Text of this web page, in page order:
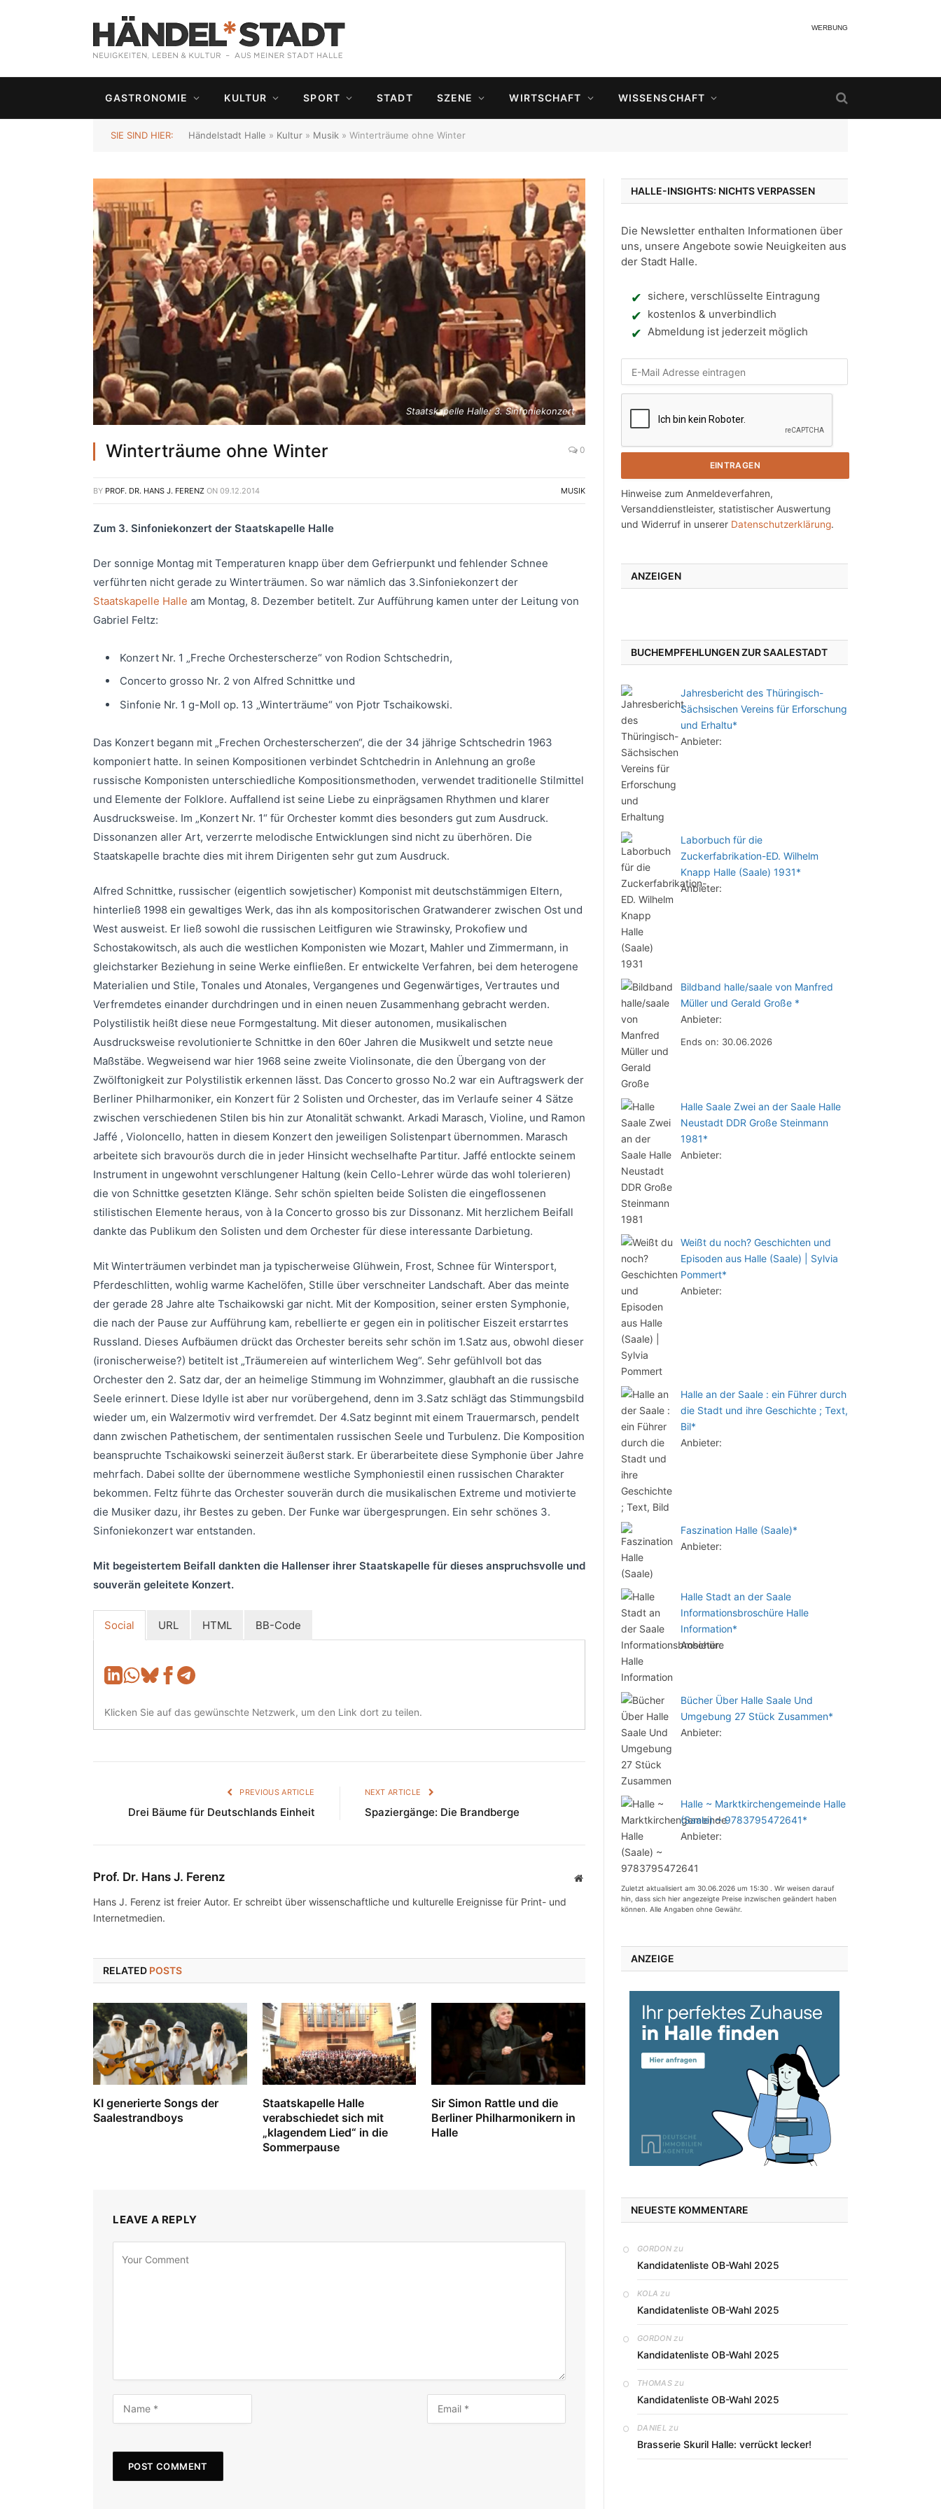
WERBUNG
GASTRONOMIE KULTUR SPORT STADT SZENE WIRTSCHAFT WISSENSCHAFT
SIE SIND HIER: Händelstadt Halle » Kultur » Musik » Winterträume ohne Winter
Staatskapelle Halle: 3. Sinfoniekonzert
Winterträume ohne Winter 0
BY PROF. DR. HANS J. FERENZ ON 09.12.2014 MUSIK
Zum 3. Sinfoniekonzert der Staatskapelle Halle
Der sonnige Montag mit Temperaturen knapp über dem Gefrierpunkt und fehlender Schnee
verführten nicht gerade zu Winterträumen. So war nämlich das 3.Sinfoniekonzert der
Staatskapelle Halle am Montag, 8. Dezember betitelt. Zur Aufführung kamen unter der Leitung von
Gabriel Feltz:
Konzert Nr. 1 „Freche Orchesterscherze“ von Rodion Schtschedrin,
Concerto grosso Nr. 2 von Alfred Schnittke und
Sinfonie Nr. 1 g-Moll op. 13 „Winterträume“ von Pjotr Tschaikowski.
Das Konzert begann mit „Frechen Orchesterscherzen“, die der 34 jährige Schtschedrin 1963
komponiert hatte. In seinen Kompositionen verbindet Schtchedrin in Anlehnung an große
russische Komponisten unterschiedliche Kompositionsmethoden, verwendet traditionelle Stilmittel
und Elemente der Folklore. Auffallend ist seine Liebe zu einprägsamen Rhythmen und klarer
Ausdrucksweise. Im „Konzert Nr. 1“ für Orchester kommt dies besonders gut zum Ausdruck.
Dissonanzen aller Art, verzerrte melodische Entwicklungen sind nicht zu überhören. Die
Staatskapelle brachte dies mit ihrem Dirigenten sehr gut zum Ausdruck.
Alfred Schnittke, russischer (eigentlich sowjetischer) Komponist mit deutschstämmigen Eltern,
hinterließ 1998 ein gewaltiges Werk, das ihn als kompositorischen Gratwanderer zwischen Ost und
West ausweist. Er ließ sowohl die russischen Leitfiguren wie Strawinsky, Prokofiew und
Schostakowitsch, als auch die westlichen Komponisten wie Mozart, Mahler und Zimmermann, in
gleichstarker Beziehung in seine Werke einfließen. Er entwickelte Verfahren, bei dem heterogene
Materialien und Stile, Tonales und Atonales, Vergangenes und Gegenwärtiges, Vertrautes und
Verfremdetes einander durchdringen und in einen neuen Zusammenhang gebracht werden.
Polystilistik heißt diese neue Formgestaltung. Mit dieser autonomen, musikalischen
Ausdrucksweise revolutionierte Schnittke in den 60er Jahren die Musikwelt und setzte neue
Maßstäbe. Wegweisend war hier 1968 seine zweite Violinsonate, die den Übergang von der
Zwölftonigkeit zur Polystilistik erkennen lässt. Das Concerto grosso No.2 war ein Auftragswerk der
Berliner Philharmoniker, ein Konzert für 2 Solisten und Orchester, das im Verlaufe seiner 4 Sätze
zwischen verschiedenen Stilen bis hin zur Atonalität schwankt. Arkadi Marasch, Violine, und Ramon
Jaffé , Violoncello, hatten in diesem Konzert den jeweiligen Solistenpart übernommen. Marasch
arbeitete sich bravourös durch die in jeder Hinsicht wechselhafte Partitur. Jaffé entlockte seinem
Instrument in ungewohnt verschlungener Haltung (kein Cello-Lehrer würde das wohl tolerieren)
die von Schnittke gesetzten Klänge. Sehr schön spielten beide Solisten die eingeflossenen
stilistischen Elemente heraus, von à la Concerto grosso bis zur Dissonanz. Mit herzlichem Beifall
dankte das Publikum den Solisten und dem Orchester für diese interessante Darbietung.
Mit Winterträumen verbindet man ja typischerweise Glühwein, Frost, Schnee für Wintersport,
Pferdeschlitten, wohlig warme Kachelöfen, Stille über verschneiter Landschaft. Aber das meinte
der gerade 28 Jahre alte Tschaikowski gar nicht. Mit der Komposition, seiner ersten Symphonie,
die nach der Pause zur Aufführung kam, rebellierte er gegen ein in politischer Eiszeit erstarrtes
Russland. Dieses Aufbäumen drückt das Orchester bereits sehr schön im 1.Satz aus, obwohl dieser
(ironischerweise?) betitelt ist „Träumereien auf winterlichem Weg“. Sehr gefühlvoll bot das
Orchester den 2. Satz dar, der an heimelige Stimmung im Wohnzimmer, glaubhaft an die russische
Seele erinnert. Diese Idylle ist aber nur vorübergehend, denn im 3.Satz schlägt das Stimmungsbild
wieder um, ein Walzermotiv wird verfremdet. Der 4.Satz beginnt mit einem Trauermarsch, pendelt
dann zwischen Pathetischem, der sentimentalen russischen Seele und Turbulenz. Die Komposition
beanspruchte Tschaikowski seinerzeit äußerst stark. Er überarbeitete diese Symphonie über Jahre
mehrfach. Dabei sollte der übernommene westliche Symphoniestil einen russischen Charakter
bekommen. Feltz führte das Orchester souverän durch die musikalischen Extreme und motivierte
die Musiker dazu, ihr Bestes zu geben. Der Funke war übergesprungen. Ein sehr schönes 3.
Sinfoniekonzert war entstanden.
Mit begeistertem Beifall dankten die Hallenser ihrer Staatskapelle für dieses anspruchsvolle und
souverän geleitete Konzert.
Social URL HTML BB-Code
Klicken Sie auf das gewünschte Netzwerk, um den Link dort zu teilen.
PREVIOUS ARTICLE
Drei Bäume für Deutschlands Einheit
NEXT ARTICLE
Spaziergänge: Die Brandberge
Prof. Dr. Hans J. Ferenz Website
Hans J. Ferenz ist freier Autor. Er schreibt über wissenschaftliche und kulturelle Ereignisse für Print- und
Internetmedien.
RELATED POSTS
KI generierte Songs der
Saalestrandboys
Staatskapelle Halle
verabschiedet sich mit
„klagendem Lied“ in die
Sommerpause
Sir Simon Rattle und die
Berliner Philharmonikern in
Halle
LEAVE A REPLY
HALLE-INSIGHTS: NICHTS VERPASSEN
Die Newsletter enthalten Informationen über
uns, unsere Angebote sowie Neuigkeiten aus
der Stadt Halle.
sichere, verschlüsselte Eintragung
kostenlos & unverbindlich
Abmeldung ist jederzeit möglich
h
s
e
i
n
g
Hinweise zum Anmeldeverfahren,
Versanddienstleister, statistischer Auswertung
und Widerruf in unserer Datenschutzerklärung.
ANZEIGEN
BUCHEMPFEHLUNGEN ZUR SAALESTADT
Jahresbericht des Thüringisch-
Sächsischen Vereins für Erforschung
und Erhaltu*
Anbieter:
Laborbuch für die
Zuckerfabrikation-ED. Wilhelm
Knapp Halle (Saale) 1931*
Anbieter:
Bildband halle/saale von Manfred
Müller und Gerald Große *
Anbieter:
Ends on: 30.06.2026
Halle Saale Zwei an der Saale Halle
Neustadt DDR Große Steinmann
1981*
Anbieter:
Weißt du noch? Geschichten und
Episoden aus Halle (Saale) | Sylvia
Pommert*
Anbieter:
Halle an der Saale : ein Führer durch
die Stadt und ihre Geschichte ; Text,
Bil*
Anbieter:
Faszination Halle (Saale)*
Anbieter:
Halle Stadt an der Saale
Informationsbroschüre Halle
Information*
Anbieter:
Bücher Über Halle Saale Und
Umgebung 27 Stück Zusammen*
Anbieter:
Halle ~ Marktkirchengemeinde Halle
(Saale) ~ 9783795472641*
Anbieter:
Zuletzt aktualisiert am 30.06.2026 um 15:30 . Wir weisen darauf
hin, dass sich hier angezeigte Preise inzwischen geändert haben
können. Alle Angaben ohne Gewähr.
ANZEIGE
NEUESTE KOMMENTARE
GORDONzu
Kandidatenliste OB-Wahl 2025
KOLA zu
Kandidatenliste OB-Wahl 2025
GORDONzu
Kandidatenliste OB-Wahl 2025
THOMASzu
Kandidatenliste OB-Wahl 2025
DANIEL zu
Brasserie Skuril Halle: verrückt lecker!